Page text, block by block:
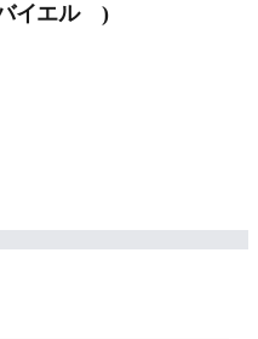
イエル )